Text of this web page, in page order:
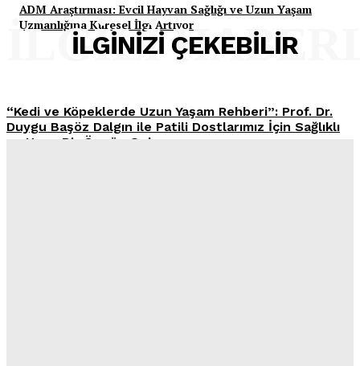
ADM Araştırması: Evcil Hayvan Sağlığı ve Uzun Yaşam
Uzmanlığına Küresel İlgi Artıyor
İLGINIZI ÇEKEBILIR
İLGILI
“Kedi ve Köpeklerde Uzun Yaşam Rehberi”: Prof. Dr.
Duygu Başöz Dalgın ile Patili Dostlarımız İçin Sağlıklı
ve Uzun Bir Ömrün Sırları